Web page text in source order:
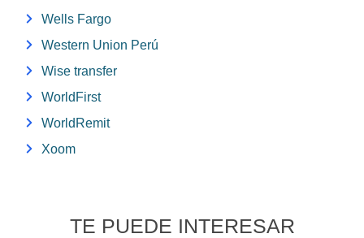
Wells Fargo
Western Union Perú
Wise transfer
WorldFirst
WorldRemit
Xoom
TE PUEDE INTERESAR